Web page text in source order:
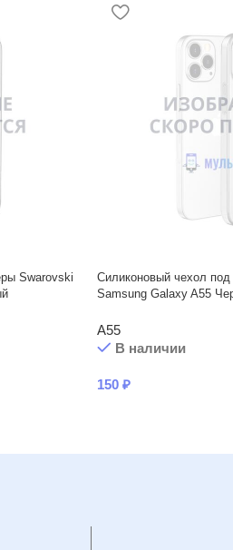
Swarovski
Силиконовый чехол под
Samsung Galaxy A55
A55
В наличии
150 ₽